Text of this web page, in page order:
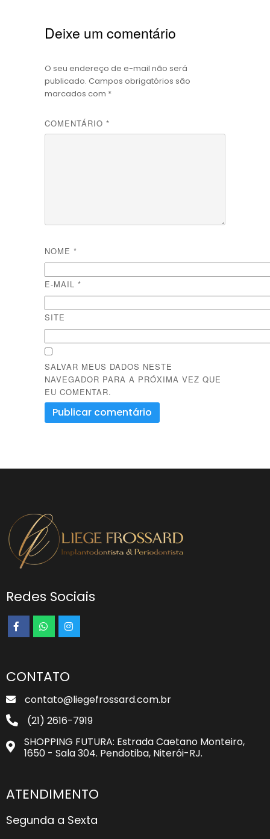
Deixe um comentário
O seu endereço de e-mail não será
publicado. Campos obrigatórios são
marcados com *
COMENTÁRIO*
NOME*
E-MAIL*
SITE
SALVAR MEUS DADOS NESTE
NAVEGADOR PARA A PRÓXIMA VEZ QUE
EU COMENTAR.
Redes Sociais
CONTATO
contato@liegefrossard.com.br
(21) 2616-7919
SHOPPING FUTURA: Estrada Caetano Monteiro,
1650 - Sala 304. Pendotiba, Niterói-RJ.
ATENDIMENTO
Segunda a Sexta